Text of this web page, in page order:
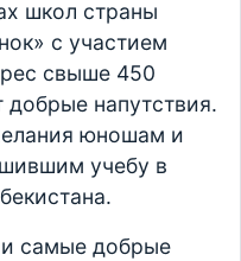
школ страны
с участием
свыше 450
добрые напутствия.
юношам и
учебу в
самые добрые